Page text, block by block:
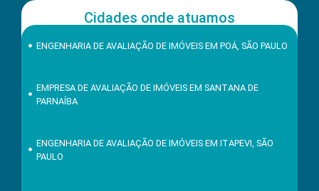
Cidades onde atuamos
ENGENHARIA DE AVALIAÇÃO DE IMÓVEIS EM POÁ, SÃO PAULO
EMPRESA DE AVALIAÇÃO DE IMÓVEIS EM SANTANA DE
PARNAÍBA
ENGENHARIA DE AVALIAÇÃO DE IMÓVEIS EM ITAPEVI, SÃO
PAULO